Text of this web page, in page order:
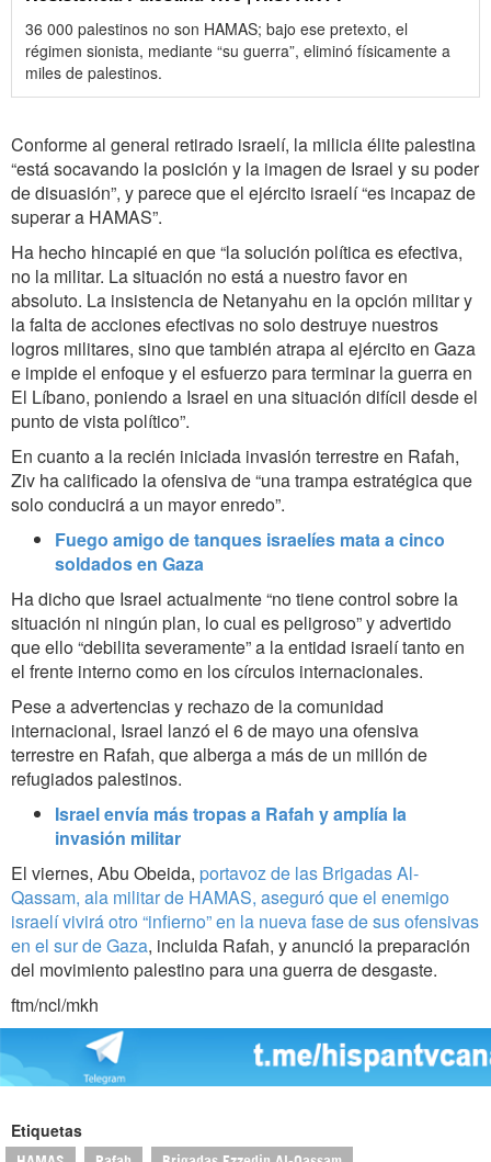
36 000 palestinos no son HAMAS; bajo ese pretexto, el
régimen sionista, mediante “su guerra”, eliminó físicamente a
miles de palestinos.
Conforme al general retirado israelí, la milicia élite palestina
“está socavando la posición y la imagen de Israel y su poder
de disuasión”, y parece que el ejército israelí “es incapaz de
superar a HAMAS”.
Ha hecho hincapié en que “la solución política es efectiva,
no la militar. La situación no está a nuestro favor en
absoluto. La insistencia de Netanyahu en la opción militar y
la falta de acciones efectivas no solo destruye nuestros
logros militares, sino que también atrapa al ejército en Gaza
e impide el enfoque y el esfuerzo para terminar la guerra en
El Líbano, poniendo a Israel en una situación difícil desde el
punto de vista político”.
En cuanto a la recién iniciada invasión terrestre en Rafah,
Ziv ha calificado la ofensiva de “una trampa estratégica que
solo conducirá a un mayor enredo”.
Fuego amigo de tanques israelíes mata a cinco
soldados en Gaza
Ha dicho que Israel actualmente “no tiene control sobre la
situación ni ningún plan, lo cual es peligroso” y advertido
que ello “debilita severamente” a la entidad israelí tanto en
el frente interno como en los círculos internacionales.
Pese a advertencias y rechazo de la comunidad
internacional, Israel lanzó el 6 de mayo una ofensiva
terrestre en Rafah, que alberga a más de un millón de
refugiados palestinos.
Israel envía más tropas a Rafah y amplía la
invasión militar
El viernes, Abu Obeida, portavoz de las Brigadas Al-
Qassam, ala militar de HAMAS, aseguró que el enemigo
israelí vivirá otro “infierno” en la nueva fase de sus ofensivas
en el sur de Gaza, incluida Rafah, y anunció la preparación
del movimiento palestino para una guerra de desgaste.
ftm/ncl/mkh
Etiquetas
HAMAS Rafah Brigadas Ezzedin Al-Qassam